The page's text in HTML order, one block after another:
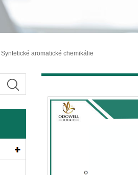
Syntetické aromatické chemikálie